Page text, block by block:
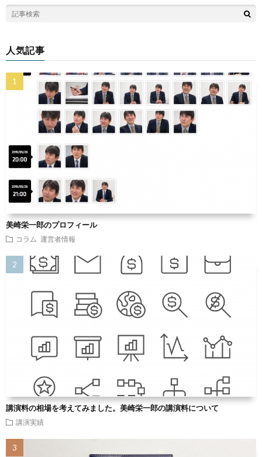
人気記事
美崎栄一郎のプロフィール
コラム 運営者情報
講演料の相場を考えてみました。美崎栄一郎の講演料について
講演実績